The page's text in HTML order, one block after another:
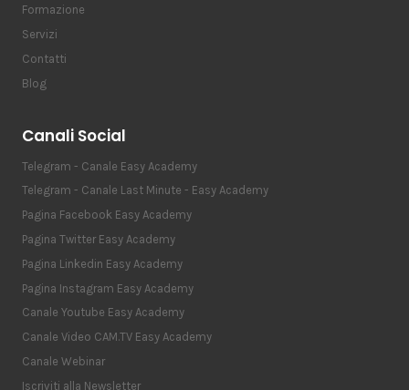
Formazione
Servizi
Contatti
Blog
Canali Social
Telegram - Canale Easy Academy
Telegram - Canale Last Minute - Easy Academy
Pagina Facebook Easy Academy
Pagina Twitter Easy Academy
Pagina Linkedin Easy Academy
Pagina Instagram Easy Academy
Canale Youtube Easy Academy
Canale Video CAM.TV Easy Academy
Canale Webinar
Iscriviti alla Newsletter